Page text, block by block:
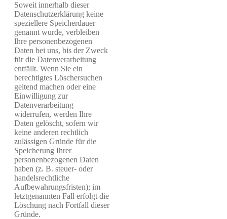
Soweit innerhalb dieser
Datenschutzerklärung keine
speziellere Speicherdauer
genannt wurde, verbleiben
Ihre personenbezogenen
Daten bei uns, bis der Zweck
für die Datenverarbeitung
entfällt. Wenn Sie ein
berechtigtes Löschersuchen
geltend machen oder eine
Einwilligung zur
Datenverarbeitung
widerrufen, werden Ihre
Daten gelöscht, sofern wir
keine anderen rechtlich
zulässigen Gründe für die
Speicherung Ihrer
personenbezogenen Daten
haben (z. B. steuer- oder
handelsrechtliche
Aufbewahrungsfristen); im
letztgenannten Fall erfolgt die
Löschung nach Fortfall dieser
Gründe.